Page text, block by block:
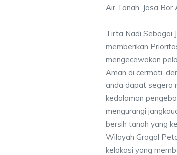
Air Tanah, Jasa Bor
Tirta Nadi Sebagai
memberikan
mengecewakan
Aman di cermati,
anda dapat segera
kedalaman
mengurangi
bersih tanah yang
Wilayah Grogol
kelokasi yang